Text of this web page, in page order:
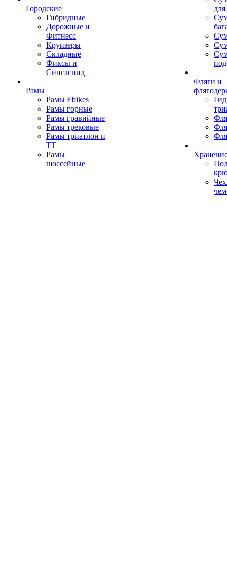
Городские
Гибридные
Дорожные и
Фитнесс
Круизеры
Складные
Фиксы и
Синглспид
Рамы
Рамы Ebikes
Рамы горные
Рамы гравийные
Рамы трековые
Рамы триатлон и
ТТ
Рамы
шоссейные
Фляги и